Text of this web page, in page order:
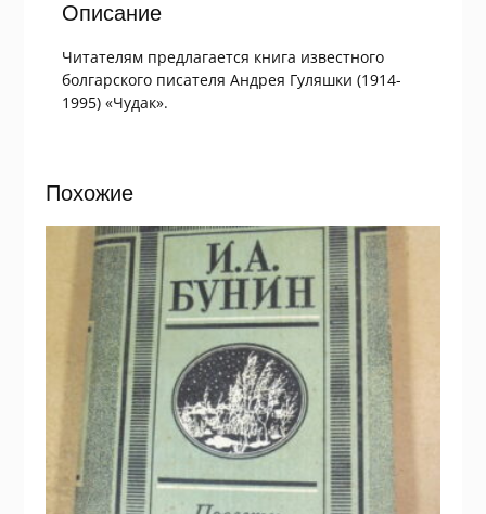
Описание
Читателям предлагается книга известного
болгарского писателя Андрея Гуляшки (1914-
1995) «Чудак».
Похожие